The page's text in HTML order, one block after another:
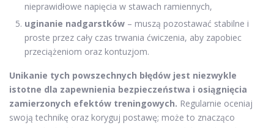
nieprawidłowe napięcia w stawach ramiennych,
uginanie nadgarstków – muszą pozostawać stabilne i
proste przez cały czas trwania ćwiczenia, aby zapobiec
przeciążeniom oraz kontuzjom.
Unikanie tych powszechnych błędów jest niezwykle
istotne dla zapewnienia bezpieczeństwa i osiągnięcia
zamierzonych efektów treningowych. Regularnie oceniaj
swoją technikę oraz koryguj postawę; może to znacząco